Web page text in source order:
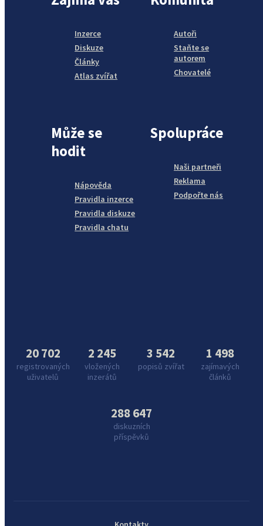
Inzerce
Diskuze
Články
Atlas zvířat
Autoři
Staňte se
autorem
Chovatelé
Může se
hodit
Nápověda
Pravidla inzerce
Pravidla diskuze
Pravidla chatu
Spolupráce
Naši partneři
Reklama
Podpořte nás
20 702
registrovaných
uživatelů
2 245
vložených
inzerátů
3 542
popisů zvířat
1 498
zajímavých
článků
288 647
diskuzních
příspěvků